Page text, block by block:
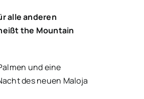
alle anderen
the Mountain
und eine
des neuen Maloja